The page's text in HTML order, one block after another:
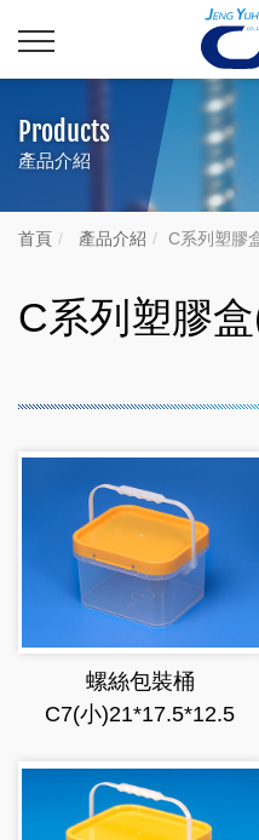
Products
產品介紹
首頁 產品介紹 C系列塑膠
C系列塑膠
螺絲包裝桶
C7(小)21*17.5*12.5